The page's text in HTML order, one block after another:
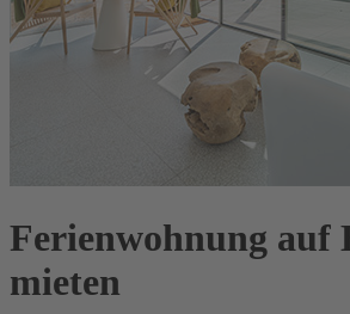
Ferienwohnung auf
mieten